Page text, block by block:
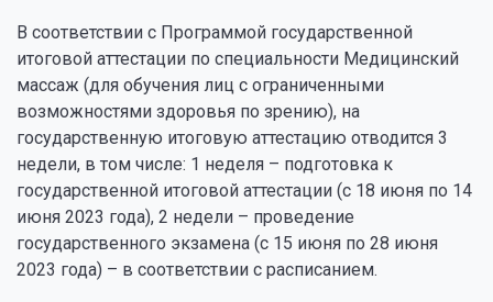
В соответствии с Программой государственной
итоговой аттестации по специальности Медицинский
массаж (для обучения лиц с ограниченными
возможностями здоровья по зрению), на
государственную итоговую аттестацию отводится 3
недели, в том числе: 1 неделя – подготовка к
государственной итоговой аттестации (с 18 июня по 14
июня 2023 года), 2 недели – проведение
государственного экзамена (с 15 июня по 28 июня
2023 года) – в соответствии с расписанием.